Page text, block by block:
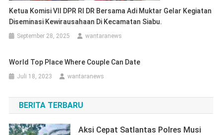
Ketua Komisi VII DPR RI DR Bersama Adi Muktar Gelar Kegiatan
Diseminasi Kewirausahaan Di Kecamatan Siabu.
September 28, 2025 wantaranews
World Top Place Where Couple Can Date
Juli 18, 2023 wantaranews
BERITA TERBARU
Aksi Cepat Satlantas Polres Musi